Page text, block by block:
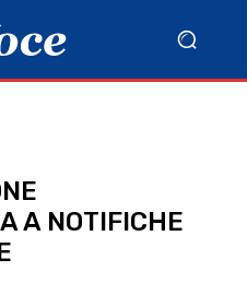
A NOTIFICHE